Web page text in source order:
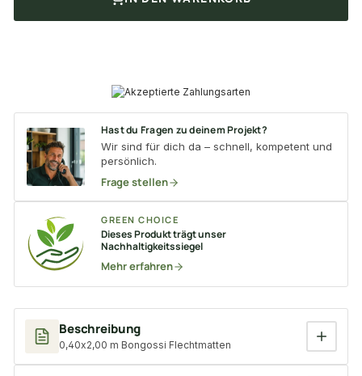
Beschreibung
0,40x2,00 m Bongossi Flechtmatten
Hast du Fragen zu deinem Projekt?
Wir sind für dich da – schnell, kompetent und
persönlich.
Frage stellen
GREEN CHOICE
Dieses Produkt trägt unser
Nachhaltigkeitssiegel
Mehr erfahren